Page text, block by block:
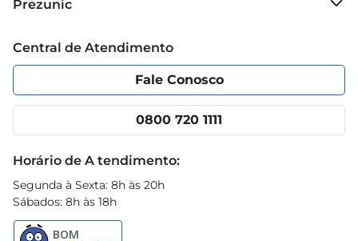
fragrância é um diferencial que proporciona uma
Grupo Cencosud
Política de Privacidade
Portal do fornecedor
Cencosud Media
Prezunic
Código de Ética
App Prezunic
Central de Atendimento
Fale Conosco
0800 720 1111
Horário de A tendimento:
Segunda à Sexta: 8h às 20h
Sábados: 8h às 18h